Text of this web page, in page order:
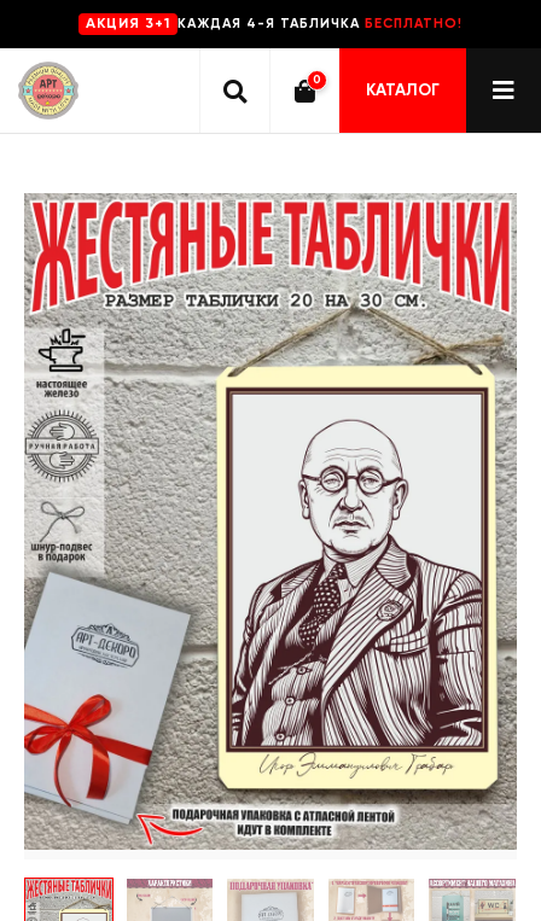
AKЦИЯ 3+1 КАЖДАЯ 4-Я ТАБЛИЧКА БЕСПЛАТНО!
0
КАТАЛОГ